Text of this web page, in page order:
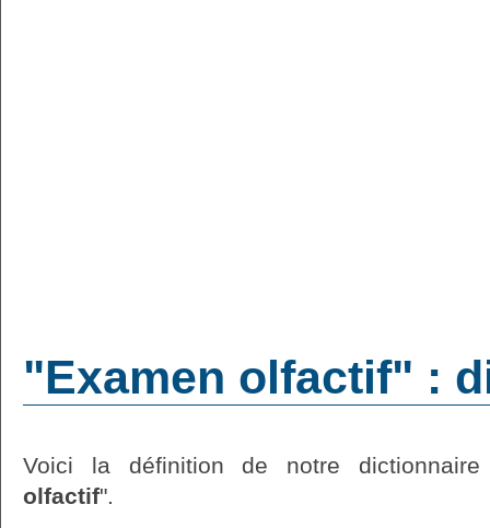
"Examen olfactif" :
Voici la définition de notre
olfactif".